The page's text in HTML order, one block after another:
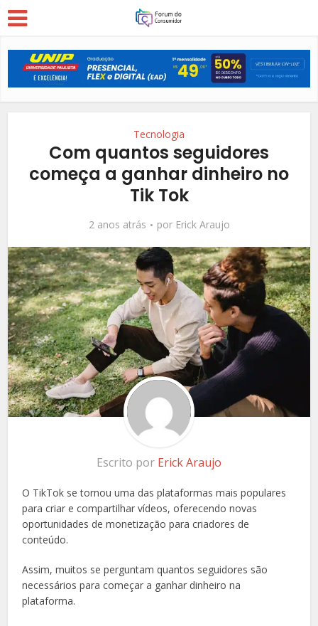
Tecnologia
Com quantos seguidores
começa a ganhar dinheiro no
Tik Tok
2 anos atrás por Erick Araujo
Escrito por Erick Araujo
O TikTok se tornou uma das plataformas mais populares
para criar e compartilhar vídeos, oferecendo novas
oportunidades de monetização para criadores de
conteúdo.
Assim, muitos se perguntam quantos seguidores são
necessários para começar a ganhar dinheiro na
plataforma.